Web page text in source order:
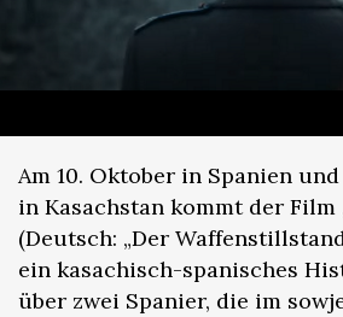
Am 10. Oktober in Spanien
in Kasachstan kommt der Film
(Deutsch: „Der
ein kasachisch-spanisches
über zwei Spanier, die im